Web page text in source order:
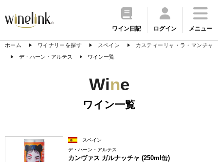
ワイン日記 ログイン メニュー
ホーム ワイナリーを探す スペイン
カスティーリャ・ラ・マンチャ
デ・ハーン・アルテス
ワイン一覧
Wine
ワイン一覧
スペイン
デ・ハーン・アルテス
カンヴァス ガルナッチャ (250ml缶)